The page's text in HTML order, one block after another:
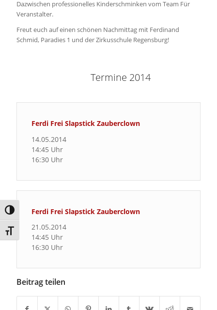
Umschalten auf hohe Kontraste
Schrift vergrößern
Dazwischen professionelles Kinderschminken vom Team Für
Veranstalter.
Freut euch auf einen schönen Nachmittag mit Ferdinand
Schmid, Paradies 1 und der Zirkusschule Regensburg!
Termine 2014
Ferdi Frei Slapstick Zauberclown
14.05.2014
14:45 Uhr
16:30 Uhr
Ferdi Frei Slapstick Zauberclown
21.05.2014
14:45 Uhr
16:30 Uhr
Beitrag teilen